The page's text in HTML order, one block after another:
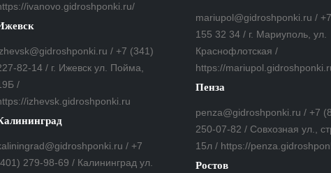
ivanovo.gidroshponki.ru/
/ +7 (341)
82-14 / г. Ижевск ул. Пойма,
/
izhevsk.gidroshponki.ru
/ +7
279-98-69 / Калининград ул.
mariupol@gidroshponki.ru /
155 32 34 / г. Мариуполь, ул.
Краснофлотская /
https://
Пенза
penza@gidroshponki.ru / +7
250-07-82 / Совхозная ул.,
15л / https://
Ростов